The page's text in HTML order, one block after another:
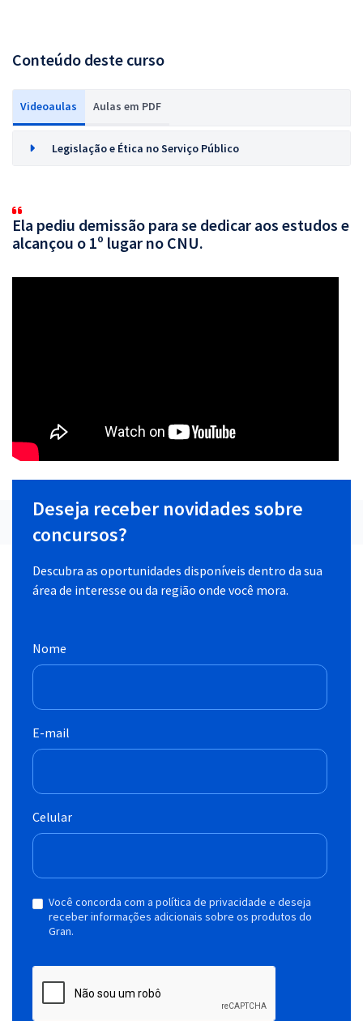
Conteúdo deste curso
Videoaulas Aulas em PDF
Legislação e Ética no Serviço Público
Ela pediu demissão para se dedicar aos estudos e
alcançou o 1º lugar no CNU.
Deseja receber novidades sobre
concursos?
Descubra as oportunidades disponíveis dentro da sua
área de interesse ou da região onde você mora.
Nome
E-mail
Celular
Você concorda com a política de privacidade e deseja
receber informações adicionais sobre os produtos do
Gran.